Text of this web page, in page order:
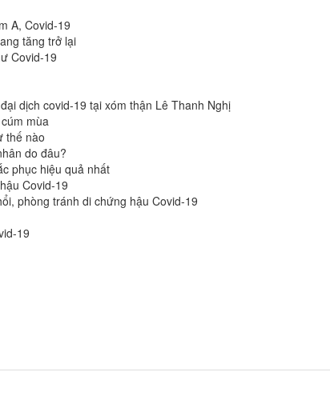
A, Covid-19
tăng trở lại
Covid-19
dịch covid-19 tại xóm thận Lê Thanh Nghị
mùa
thế nào
do đâu?
phục hiệu quả nhất
Covid-19
phòng tránh di chứng hậu Covid-19
19